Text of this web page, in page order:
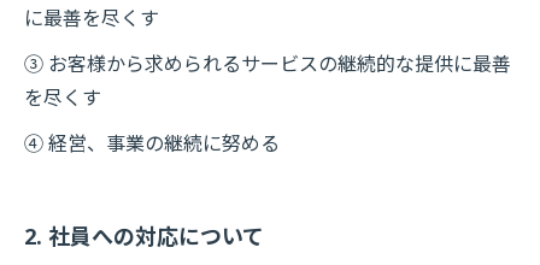
に最善を尽くす
③ お客様から求められるサービスの継続的な提供に最善
を尽くす
④ 経営、事業の継続に努める
2. 社員への対応について